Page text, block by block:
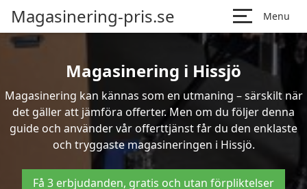
Magasinering-pris.se Menu
Magasinering i Hissjö
Magasinering kan kännas som en utmaning – särskilt när
det gäller att jämföra offerter. Men om du följer denna
guide och använder vår offerttjänst får du den enklaste
och tryggaste magasineringen i Hissjö.
Få 3 erbjudanden, gratis och utan förpliktelser